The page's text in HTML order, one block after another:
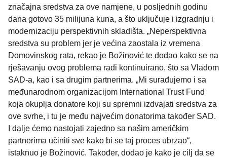
značajna sredstva za ove namjene, u posljednih godinu
dana gotovo 35 milijuna kuna, a što uključuje i izgradnju i
modernizaciju perspektivnih skladišta. „Neperspektivna
sredstva su problem jer je većina zaostala iz vremena
Domovinskog rata, rekao je Božinović te dodao kako se na
rješavanju ovog problema radi kontinuirano, što sa Vladom
SAD-a, kao i sa drugim partnerima. „Mi surađujemo i sa
međunarodnom organizacijom International Trust Fund
koja okuplja donatore koji su spremni izdvajati sredstva za
ove svrhe, i tu je među najvećim donatorima također SAD.
I dalje ćemo nastojati zajedno sa našim američkim
partnerima učiniti sve kako bi se taj proces ubrzao“,
istaknuo je Božinović. Također, dodao je kako je cilj da se